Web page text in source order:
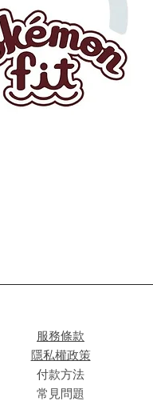
服務條款
隱私權政策
付款方法
常見問題